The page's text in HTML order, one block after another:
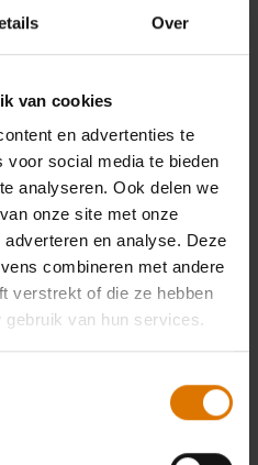
Over
van cookies
en advertenties te
voor social media te bieden
analyseren. Ook delen we
onze site met onze
en analyse. Deze
combineren met andere
verstrekt of die ze hebben
van hun services.